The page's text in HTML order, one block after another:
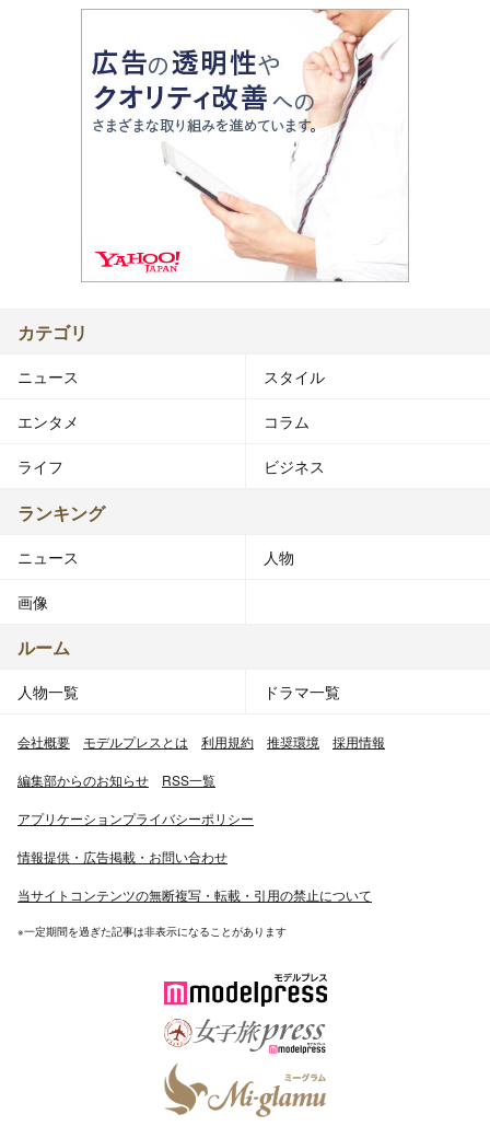
カテゴリ
ニュース スタイル
エンタメ コラム
ライフ ビジネス
ランキング
ニュース 人物
画像
ルーム
人物一覧 ドラマ一覧
会社概要 モデルプレスとは 利用規約 推奨環境 採用情報
編集部からのお知らせ RSS一覧
アプリケーションプライバシーポリシー
情報提供・広告掲載・お問い合わせ
当サイトコンテンツの無断複写・転載・引用の禁止について
※一定期間を過ぎた記事は非表示になることがあります